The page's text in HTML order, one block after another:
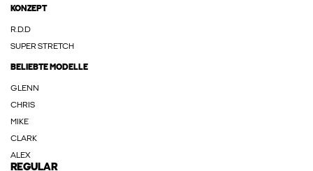
KONZEPT
R.D.D
SUPER STRETCH
BELIEBTE MODELLE
GLENN
CHRIS
MIKE
CLARK
ALEX
REGULAR